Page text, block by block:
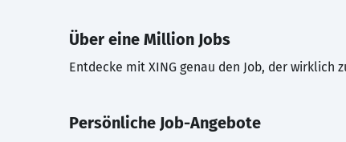
Über eine Million Jobs
Entdecke mit XING genau den Job, der wirklich
Persönliche Job-Angebote